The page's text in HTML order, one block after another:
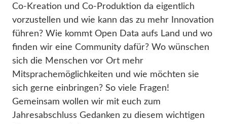
Co-Kreation und Co-Produktion da eigentlich
vorzustellen und wie kann das zu mehr Innovation
führen? Wie kommt Open Data aufs Land und wo
finden wir eine Community dafür? Wo wünschen
sich die Menschen vor Ort mehr
Mitsprachemöglichkeiten und wie möchten sie
sich gerne einbringen? So viele Fragen!
Gemeinsam wollen wir mit euch zum
Jahresabschluss Gedanken zu diesem wichtigen